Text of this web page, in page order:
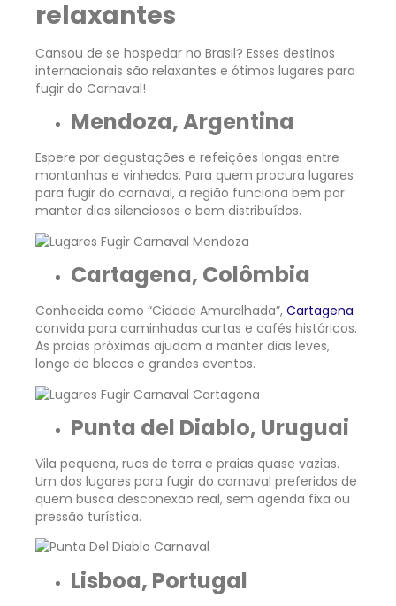
relaxantes
Cansou de se hospedar no Brasil? Esses destinos
internacionais são relaxantes e ótimos lugares para
fugir do Carnaval!
Mendoza, Argentina
Espere por degustações e refeições longas entre
montanhas e vinhedos. Para quem procura lugares
para fugir do carnaval, a região funciona bem por
manter dias silenciosos e bem distribuídos.
Cartagena, Colômbia
Conhecida como “Cidade Amuralhada”, Cartagena
convida para caminhadas curtas e cafés históricos.
As praias próximas ajudam a manter dias leves,
longe de blocos e grandes eventos.
Punta del Diablo, Uruguai
Vila pequena, ruas de terra e praias quase vazias.
Um dos lugares para fugir do carnaval preferidos de
quem busca desconexão real, sem agenda fixa ou
pressão turística.
Lisboa, Portugal